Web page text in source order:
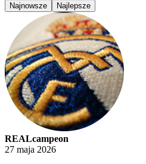
Najnowsze Najlepsze
REALcampeon
27 maja 2026